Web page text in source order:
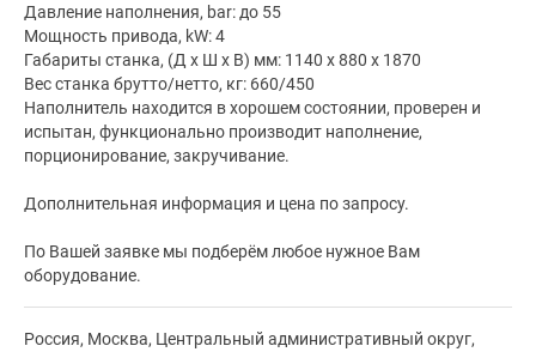
Давление наполнения, bar: до 55
Мощность привода, kW: 4
Габариты станка, (Д х Ш х В) мм: 1140 х 880 х 1870
Вес станка брутто/нетто, кг: 660/450
Наполнитель находится в хорошем состоянии, проверен и
испытан, функционально производит наполнение,
порционирование, закручивание.
Дополнительная информация и цена по запросу.
По Вашей заявке мы подберём любое нужное Вам
оборудование.
Россия, Москва, Центральный административный округ,